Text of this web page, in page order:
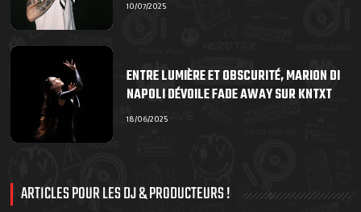
10/07/2025
ENTRE LUMIÈRE ET OBSCURITÉ, MARION DI
NAPOLI DÉVOILE FADE AWAY SUR KNTXT
18/06/2025
ARTICLES POUR LES DJ & PRODUCTEURS !